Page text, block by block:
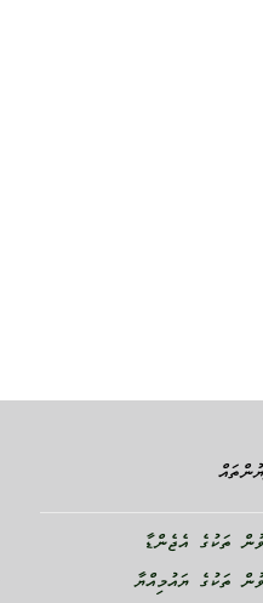
ތަކުގެ އެޖެންޑާ
ތަކުގެ ޔައުމިއްޔާ